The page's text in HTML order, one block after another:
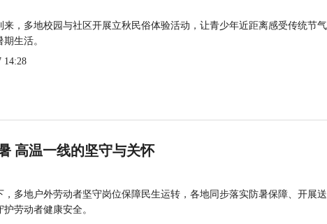
来，多地校园与社区开展立秋民俗体验活动，让青少年近距离感受传统节
生活。
14:28
高温一线的坚守与关怀
，多地户外劳动者坚守岗位保障民生运转，各地同步落实防暑保障、开展
劳动者健康安全。